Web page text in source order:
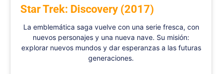
Star Trek: Discovery (2017)
La emblemática saga vuelve con una serie fresca, con
nuevos personajes y una nueva nave. Su misión:
explorar nuevos mundos y dar esperanzas a las futuras
generaciones.